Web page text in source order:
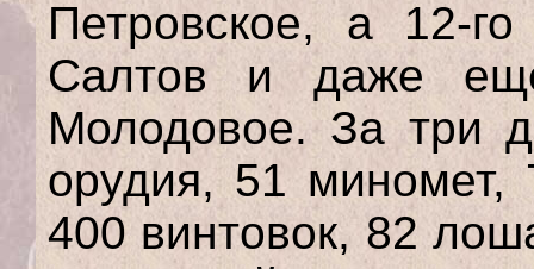
Петровское, а 12-
Салтов и даже
Молодовое. За три
орудия, 51 миномет,
400 винтовок, 82